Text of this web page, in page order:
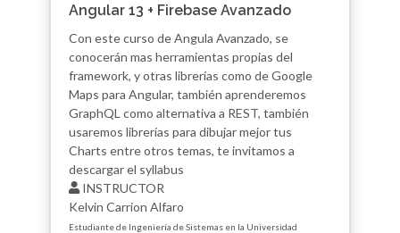
Angular 13 + Firebase Avanzado
Con este curso de Angula Avanzado, se
conocerán mas herramientas propias del
framework, y otras librerías como de Google
Maps para Angular, también aprenderemos
GraphQL como alternativa a REST, también
usaremos librerías para dibujar mejor tus
Charts entre otros temas, te invitamos a
descargar el syllabus
INSTRUCTOR
Kelvin Carrion Alfaro
Estudiante de Ingeniería de Sistemas en la Universidad